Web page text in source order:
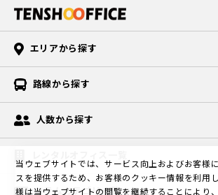
エリアから探す
路線から探す
人数から探す
コラムカテゴリ一覧
当ウェブサイトでは、サービス向上およびお客様
スを提供するため、お客様のクッキー情報を利用し
様は当ウェブサイトの閲覧を継続することにより